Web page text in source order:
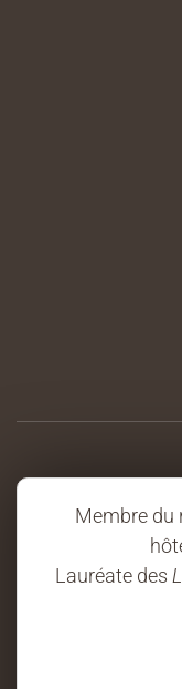
Membre du
Lauréate des